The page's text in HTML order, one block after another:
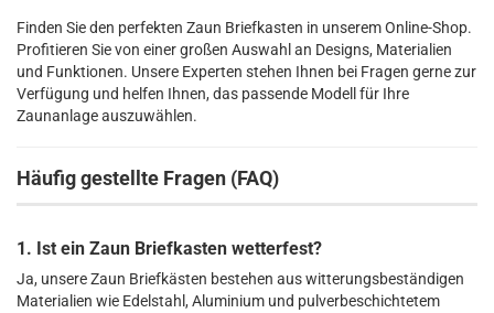
Finden Sie den perfekten Zaun Briefkasten in unserem Online-Shop.
Profitieren Sie von einer großen Auswahl an Designs, Materialien
und Funktionen. Unsere Experten stehen Ihnen bei Fragen gerne zur
Verfügung und helfen Ihnen, das passende Modell für Ihre
Zaunanlage auszuwählen.
Häufig gestellte Fragen (FAQ)
1. Ist ein Zaun Briefkasten wetterfest?
Ja, unsere Zaun Briefkästen bestehen aus witterungsbeständigen
Materialien wie Edelstahl, Aluminium und pulverbeschichtetem